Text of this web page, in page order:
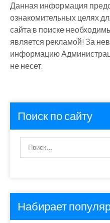
Данная информация
ознакомительных целях
сайта в поиске
является рекламой! За
информацию
не несет.
Поиск по сайту
Набирает